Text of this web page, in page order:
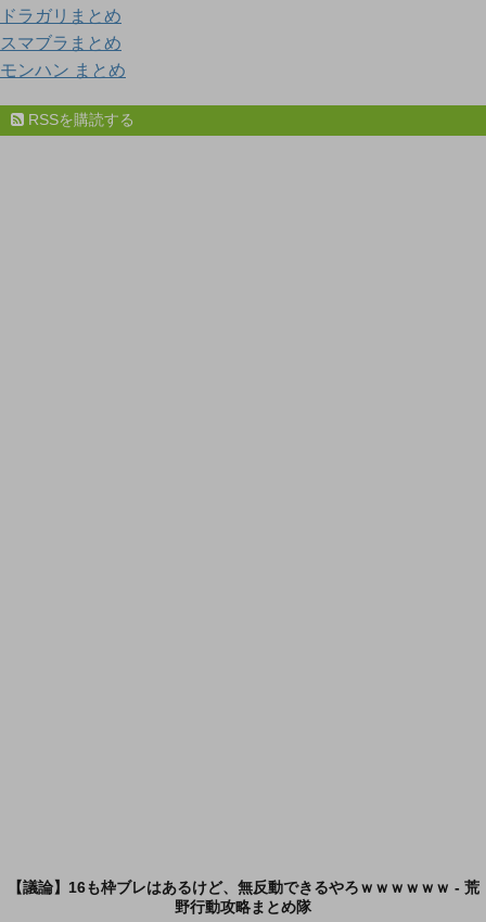
ドラガリまとめ
スマブラまとめ
モンハン まとめ
RSSを購読する
【議論】16も枠ブレはあるけど、無反動できるやろｗｗｗｗｗｗ - 荒
野行動攻略まとめ隊